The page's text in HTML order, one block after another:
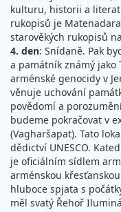
kulturu, historii a
rukopisů je
starověkých rukopisů
4. den: Snídaně. Pak
a památník známý
arménské genocidy v
věnuje uchování
povědomí a
budeme pokračovat v
(Vagharšapat). Tato
dědictví UNESCO.
je oficiálním sídlem
arménskou
hluboce spjata s
měl svatý Řehoř